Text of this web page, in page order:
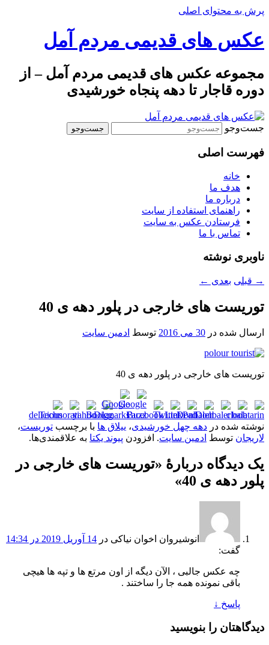
پرش به محتوای اصلی
عکس های قدیمی مردم آمل
مجموعه عکس های قدیمی مردم آمل – از
دوره قاجار تا دهه پنجاه خورشیدی
جست‌وجو
فهرست اصلی
خانه
هدف ما
درباره ما
راهنمای استفاده از سایت
فرستادن عکس به سایت
تماس با ما
ناوبری نوشته
→ قبلی بعدی ←
توریست های خارجی در پلور دهه ی 40
ارسال شده در 30 می 2016 توسط ادمین سایت
توریست های خارجی در پلور دهه ی 40
نوشته شده در دهه چهل خورشیدی، ییلاق ها با برچسب توریست،
لاریجان توسط ادمین سایت. افزودن پیوند یکتا به علاقمندی‌ها.
یک دیدگاه دربارهٔ «توریست های خارجی در
پلور دهه ی 40
»
انوشیروان اخوان نیاکی در 14 آوریل 2019 در 14:34
گفت:
چه عکس جالبی ، الآن دیگه از اون مرتع ها و تپه ها هیچی
باقی نمونده همه جا را ساختند .
پاسخ ↓
دیدگاهتان را بنویسید